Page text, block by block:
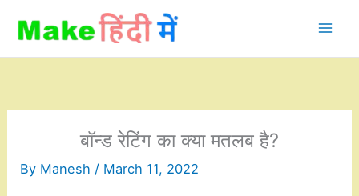
content
बॉन्ड रेटिंग का क्या मतलब है?
By Manesh / March 11, 2022